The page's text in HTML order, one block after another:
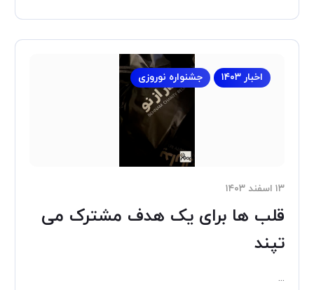
اخبار ۱۴۰۳ جشنواره نوروزی
۱۳ اسفند ۱۴۰۳
قلب ها برای یک هدف مشترک می
تپند
...